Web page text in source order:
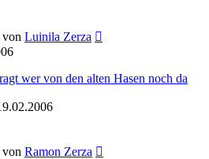
von Luinila Zerza
wer von den alten Hasen noch da
von Ramon Zerza